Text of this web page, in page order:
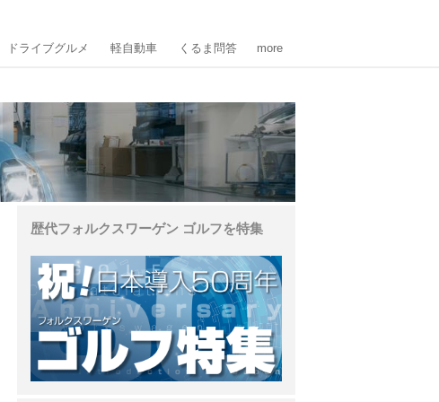
ドライブグルメ 軽自動車 くるま問答 more
歴代フォルクスワーゲン ゴルフを特集